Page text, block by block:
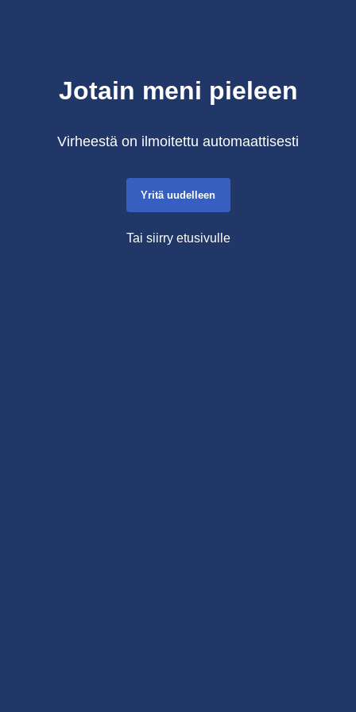
Jotain meni pieleen
Virheestä on ilmoitettu automaattisesti
Yritä uudelleen
Tai siirry etusivulle